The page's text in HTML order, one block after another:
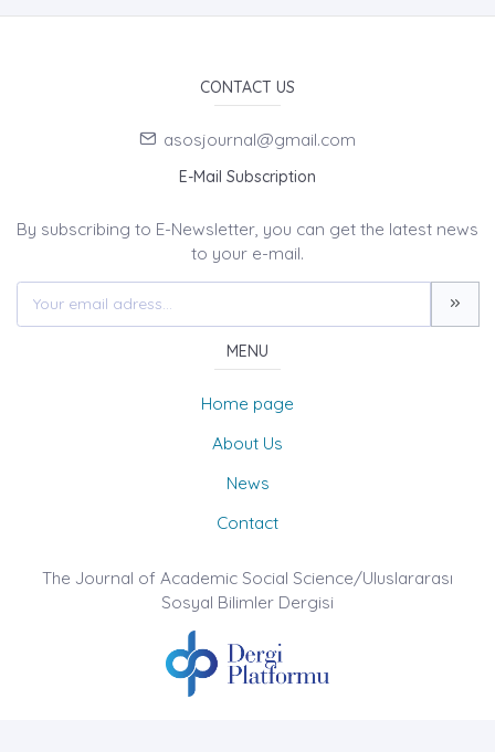
CONTACT US
asosjournal@gmail.com
E-Mail Subscription
By subscribing to E-Newsletter, you can get the latest news
to your e-mail.
MENU
Home page
About Us
News
Contact
The Journal of Academic Social Science/Uluslararası
Sosyal Bilimler Dergisi